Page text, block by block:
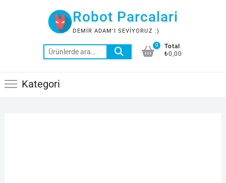
Robot Parcalari
DEMIR ADAM'I SEVIYORUZ :)
Ara:
0
Total
₺0,00
Kategori